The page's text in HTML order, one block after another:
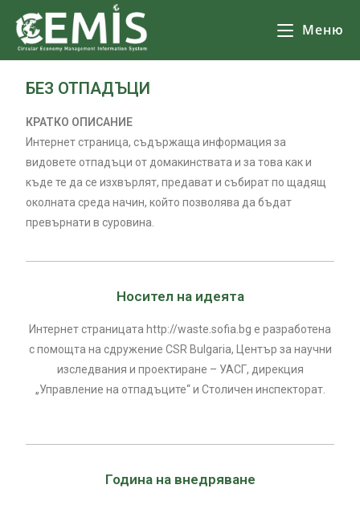
Меню
БЕЗ ОТПАДЪЦИ
КРАТКО ОПИСАНИЕ
Интернет страница, съдържаща информация за
видовете отпадъци от домакинствата и за това как и
къде те да се изхвърлят, предават и събират по щадящ
околната среда начин, който позволява да бъдат
превърнати в суровина.
Носител на идеята
Интернет страницата http://waste.sofia.bg е разработена
с помощта на сдружение CSR Bulgaria, Център за научни
изследвания и проектиране – УАСГ, дирекция
„Управление на отпадъците“ и Столичен инспекторат.
Година на внедряване